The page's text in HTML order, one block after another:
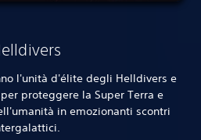
l'unità d'élite degli Helldivers e
proteggere la Super Terra e
in emozionanti scontri